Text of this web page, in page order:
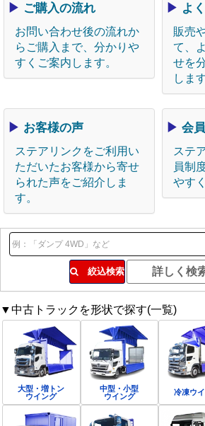
▶ ご購入の流れ
お問い合わせ後の流れか
らご購入まで、分かりや
すくご案内します。
▶ よ
販売
て、
せを
しま
▶ お客様の声
ステアリンクをご利用い
ただいたお客様から寄せ
られた声をご紹介しま
す。
▶ 会
ステ
員制
やす
絞込検索
▼中古トラックを形状で探す(一覧)
大型・増トン
ウイング
中型・小型
ウイング
冷凍ウ